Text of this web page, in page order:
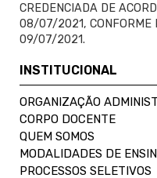
CREDENCIADA DE
08/07/2021, CONFORME
09/07/2021.
INSTITUCIONAL
ORGANIZAÇÃO
CORPO DOCENTE
QUEM SOMOS
MODALIDADES DE
PROCESSOS SELETIVOS